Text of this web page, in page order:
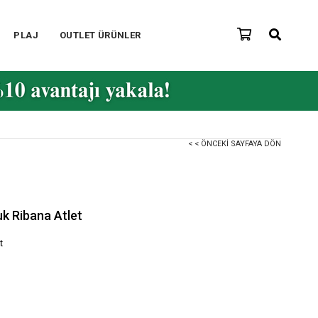
PLAJ OUTLET ÜRÜNLER
< < ÖNCEKI SAYFAYA DÖN
Ribana Atlet